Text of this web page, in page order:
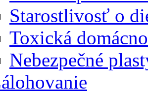
Starostlivosť o
Toxická
Nebezpečné